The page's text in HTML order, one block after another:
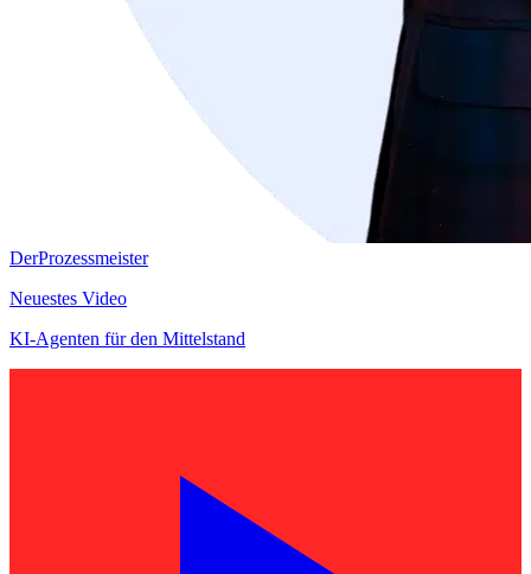
DerProzessmeister
Neuestes Video
KI-Agenten für den Mittelstand